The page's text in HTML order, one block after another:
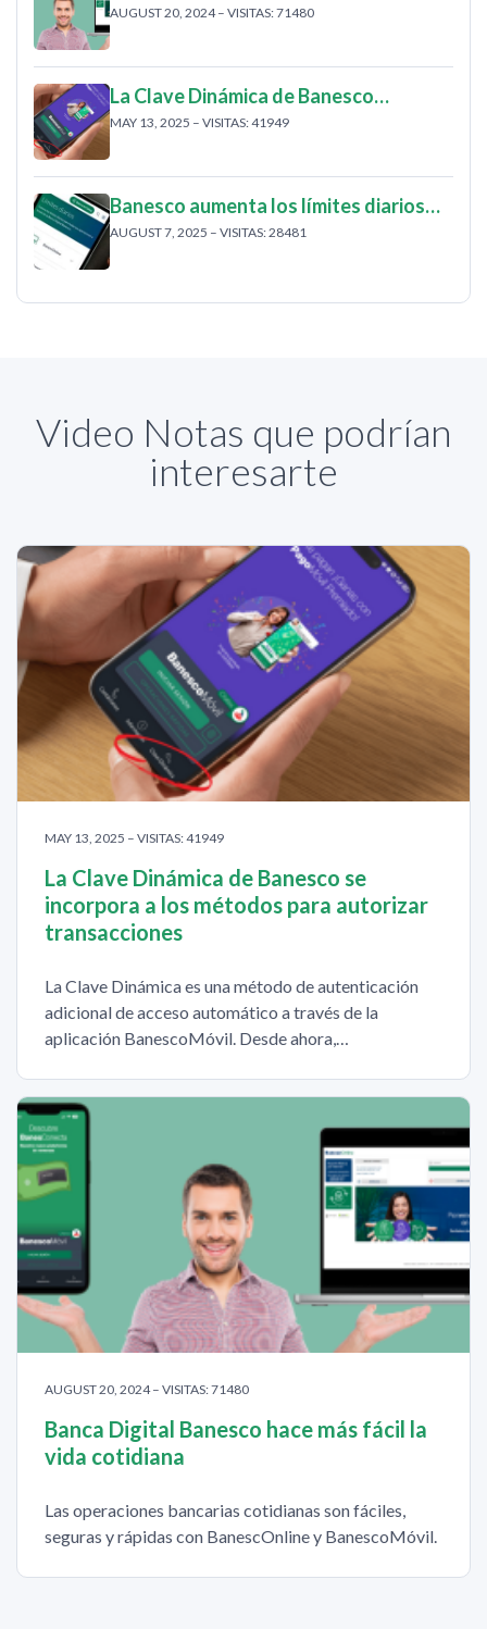
AUGUST 20, 2024 – VISITAS: 71480
La Clave Dinámica de Banesco…
MAY 13, 2025 – VISITAS: 41949
Banesco aumenta los límites diarios…
AUGUST 7, 2025 – VISITAS: 28481
Video Notas que podrían
interesarte
MAY 13, 2025 – VISITAS: 41949
La Clave Dinámica de Banesco se
incorpora a los métodos para autorizar
transacciones
La Clave Dinámica es una método de autenticación
adicional de acceso automático a través de la
aplicación BanescoMóvil. Desde ahora,…
AUGUST 20, 2024 – VISITAS: 71480
Banca Digital Banesco hace más fácil la
vida cotidiana
Las operaciones bancarias cotidianas son fáciles,
seguras y rápidas con BanescOnline y BanescoMóvil.